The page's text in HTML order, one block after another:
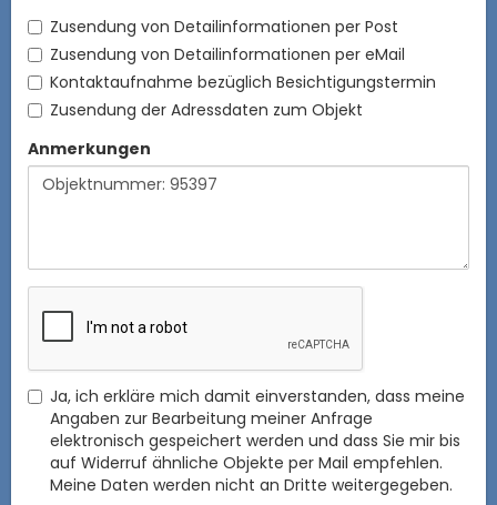
Zusendung von Detailinformationen per Post
Zusendung von Detailinformationen per eMail
Kontaktaufnahme bezüglich Besichtigungstermin
Zusendung der Adressdaten zum Objekt
Anmerkungen
Ja, ich erkläre mich damit einverstanden, dass meine
Angaben zur Bearbeitung meiner Anfrage
elektronisch gespeichert werden und dass Sie mir bis
auf Widerruf ähnliche Objekte per Mail empfehlen.
Meine Daten werden nicht an Dritte weitergegeben.